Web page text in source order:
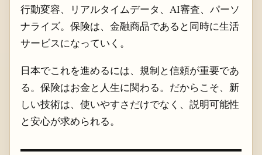
行動変容、リアルタイムデータ、AI審査、パーソ
ナライズ。保険は、金融商品であると同時に生活
サービスになっていく。
日本でこれを進めるには、規制と信頼が重要であ
る。保険はお金と人生に関わる。だからこそ、新
しい技術は、使いやすさだけでなく、説明可能性
と安心が求められる。